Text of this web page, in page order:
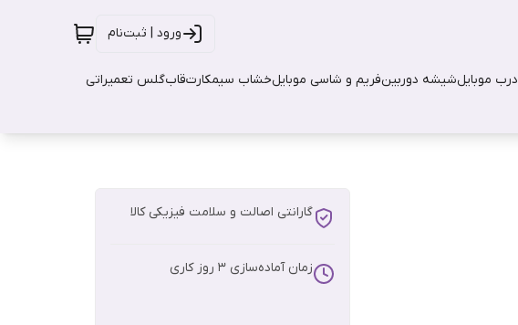
ورود | ثبت‌نام
درب موبایلشیشه دوربینفریم و شاسی موبایلخشاب سیمکارتقابگلس تعمیراتی
گارانتی اصالت و سلامت فیزیکی کالا
زمان آماده‌سازی 3 روز کاری